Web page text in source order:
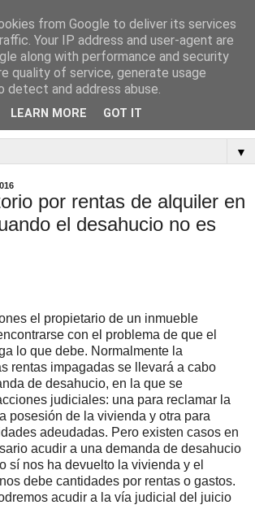
www.lpabogados.es
▼
por rentas de alquiler en
el desahucio no es
el propietario de un inmueble
con el problema de que el
lo que debe. Normalmente la
rentas impagadas se llevará a cabo
de desahucio, en la que se
judiciales: una para reclamar la
posesión de la vivienda y otra para
adeudadas. Pero existen casos en
acudir a una demanda de desahucio
sí nos ha devuelto la vivienda y el
debe cantidades por rentas o gastos.
acudir a la vía judicial del juicio
from Google to deliver its services
Your IP address and user-agent are
along with performance and security
quality of service, generate usage
detect and address abuse.
LEARN MORE GOT IT